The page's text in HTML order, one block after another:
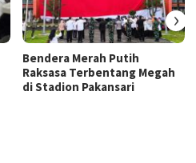
Bendera Merah Putih
Raksasa Terbentang Megah
di Stadion Pakansari
›